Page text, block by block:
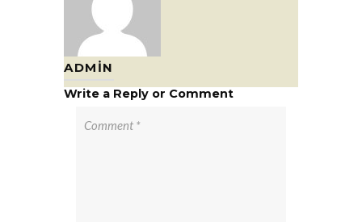
ADMIN
Write a Reply or Comment